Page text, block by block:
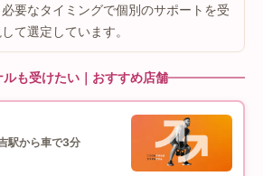
要なタイミングで個別のサポートを受
て選定しています。
ルも受けたい｜おすすめ店舗
駅から車で3分